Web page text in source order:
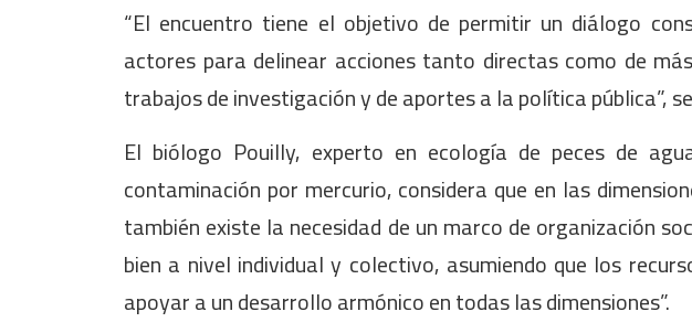
“El encuentro tiene el objetivo de permitir un diálogo
actores para delinear acciones tanto directas como de
trabajos de investigación y de aportes a la política pública”,
El biólogo Pouilly, experto en ecología de peces de
contaminación por mercurio, considera que en las
también existe la necesidad de un marco de organización
bien a nivel individual y colectivo, asumiendo que los
apoyar a un desarrollo armónico en todas las dimensiones”.